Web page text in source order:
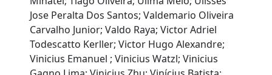
Jose Peralta Dos Santos; Valdemario Oliveira
Carvalho Junior; Valdo Raya; Victor Adriel
Todescatto Kerller; Victor Hugo Alexandre;
Vinicius Emanuel ; Vinicius Watzl; Vinicius